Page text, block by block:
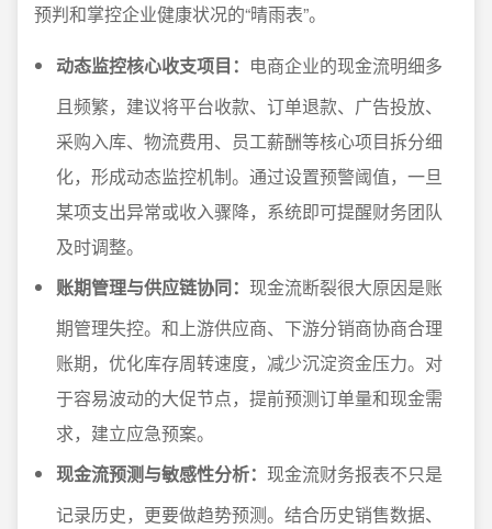
预判和掌控企业健康状况的“晴雨表”。
动态监控核心收支项目： 电商企业的现金流明细多
且频繁，建议将平台收款、订单退款、广告投放、
采购入库、物流费用、员工薪酬等核心项目拆分细
化，形成动态监控机制。通过设置预警阈值，一旦
某项支出异常或收入骤降，系统即可提醒财务团队
及时调整。
账期管理与供应链协同： 现金流断裂很大原因是账
期管理失控。和上游供应商、下游分销商协商合理
账期，优化库存周转速度，减少沉淀资金压力。对
于容易波动的大促节点，提前预测订单量和现金需
求，建立应急预案。
现金流预测与敏感性分析： 现金流财务报表不只是
记录历史，更要做趋势预测。结合历史销售数据、